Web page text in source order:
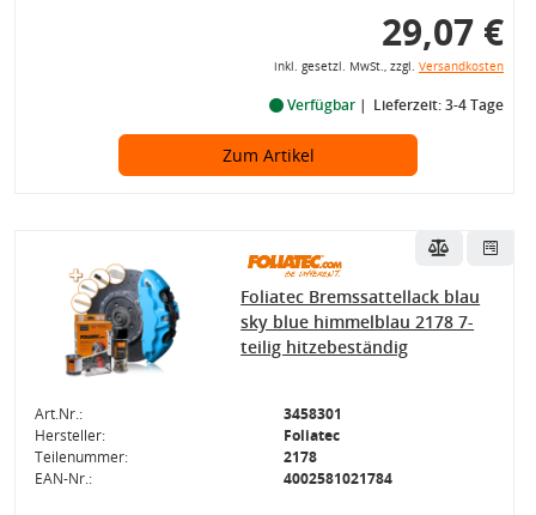
29,07 €
inkl. gesetzl. MwSt., zzgl. Versandkosten
Verfügbar Lieferzeit: 3-4 Tage
Zum Artikel
Foliatec Bremssattellack blau
sky blue himmelblau 2178 7-
teilig hitzebeständig
Art.Nr.:
3458301
Hersteller:
Foliatec
Teilenummer:
2178
EAN-Nr.:
4002581021784